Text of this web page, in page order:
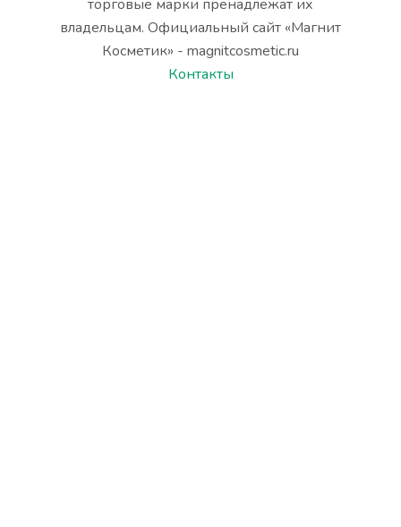
торговые марки пренадлежат их
владельцам. Официальный сайт «Магнит
Косметик» - magnitcosmetic.ru
Контакты